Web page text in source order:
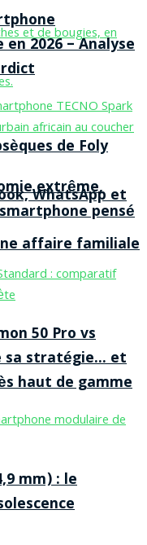
de Foly
WhatsApp et
affaire familiale
2026 – Analyse
extrême,
pensé
50 Pro vs
sa stratégie… et
haut de gamme
mm) : le